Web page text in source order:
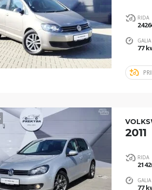
RIDA
GALIA
77
2011
RIDA
GALIA
77